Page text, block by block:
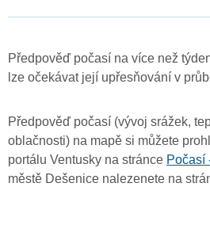
Předpověď počasí na více než
lze očekávat její upřesňování v
Předpověď počasí (vývoj srážek,
oblačnosti) na mapě si můžete
portálu Ventusky na stránce Počasí
městě Dešenice nalezenete na